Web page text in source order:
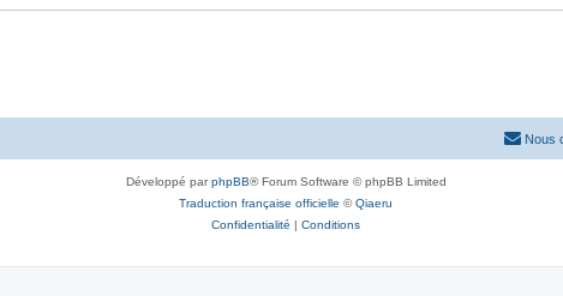
Nous
Développé parphpBB® Forum Software © phpBB Limited
Traduction française officielle ©Qiaeru
Confidentialité | Conditions